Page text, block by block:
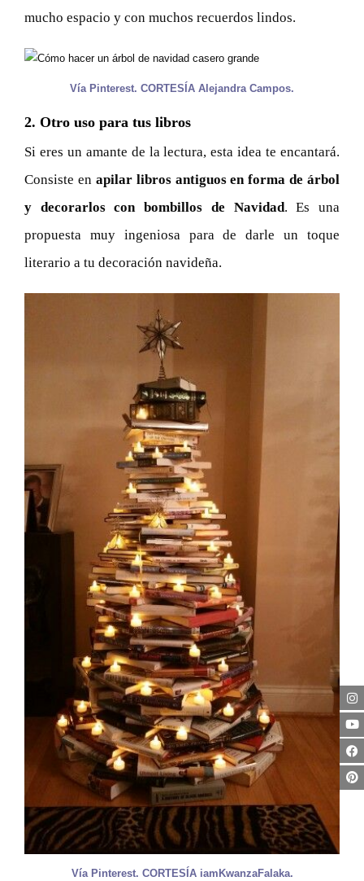
mucho espacio y con muchos recuerdos lindos.
Vía Pinterest. CORTESÍA Alejandra Campos.
2. Otro uso para tus libros
Si eres un amante de la lectura, esta idea te encantará.
Consiste en apilar libros antiguos en forma de árbol
y decorarlos con bombillos de Navidad. Es una
propuesta muy ingeniosa para de darle un toque
literario a tu decoración navideña.
Vía Pinterest. CORTESÍA iamKwanzaFalaka.